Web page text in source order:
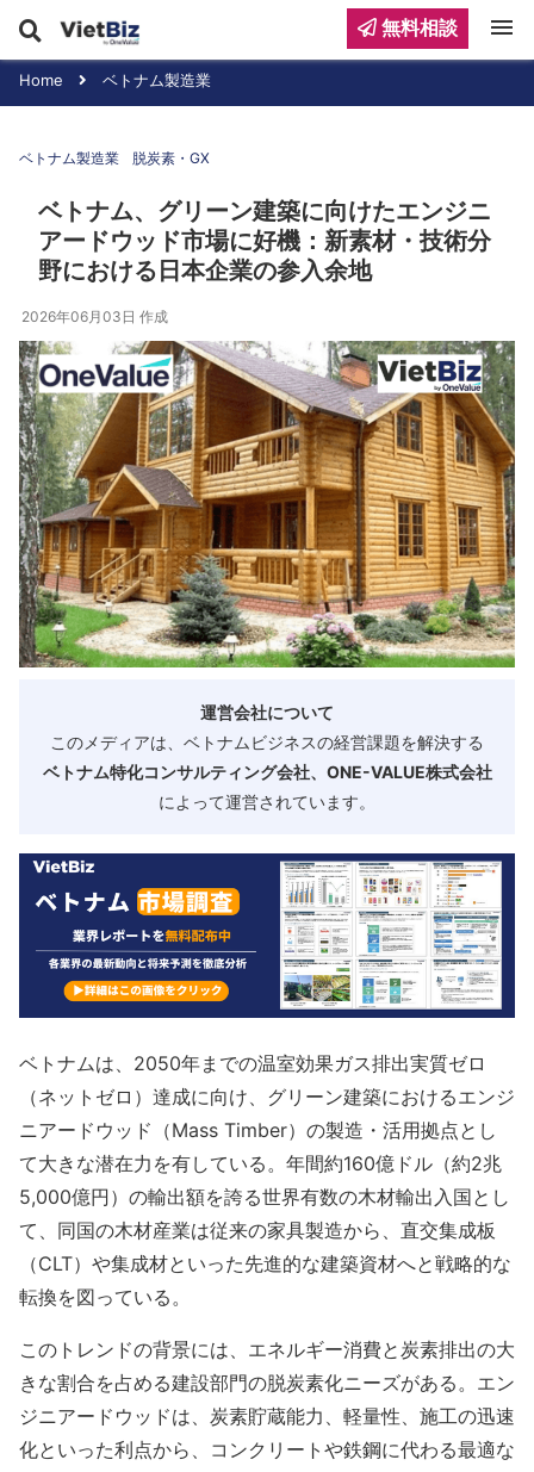
Home ベトナム製造業
ベトナム製造業 脱炭素・GX
ベトナム、グリーン建築に向けたエンジニ
アードウッド市場に好機：新素材・技術分
野における日本企業の参入余地
2026年06月03日 作成
運営会社について
このメディアは、ベトナムビジネスの経営課題を解決する
ベトナム特化コンサルティング会社、ONE-VALUE株式会社
によって運営されています。
ベトナムは、2050年までの温室効果ガス排出実質ゼロ
（ネットゼロ）達成に向け、グリーン建築におけるエンジ
ニアードウッド（Mass Timber）の製造・活用拠点とし
て大きな潜在力を有している。年間約160億ドル（約2兆
5,000億円）の輸出額を誇る世界有数の木材輸出入国とし
て、同国の木材産業は従来の家具製造から、直交集成板
（CLT）や集成材といった先進的な建築資材へと戦略的な
転換を図っている。
このトレンドの背景には、エネルギー消費と炭素排出の大
きな割合を占める建設部門の脱炭素化ニーズがある。エン
ジニアードウッドは、炭素貯蔵能力、軽量性、施工の迅速
化といった利点から、コンクリートや鉄鋼に代わる最適な
無料相談 menu